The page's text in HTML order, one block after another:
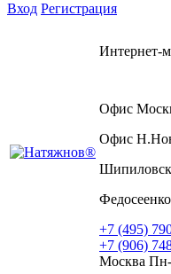
Вход Регистрация
Интернет-
Офис
Офис
+7 (495)
+7 (906)
Москва